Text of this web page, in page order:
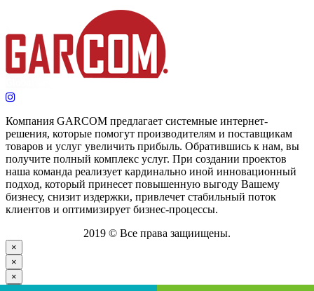
Компания GARCOM предлагает системные интернет-
решения, которые помогут производителям и поставщикам
товаров и услуг увеличить прибыль. Обратившись к нам, вы
получите полный комплекс услуг. При создании проектов
наша команда реализует кардинально иной инновационный
подход, который принесет повышенную выгоду Вашему
бизнесу, снизит издержки, привлечет стабильный поток
клиентов и оптимизирует бизнес-процессы.
2019 © Все права защиищены.
×
×
×